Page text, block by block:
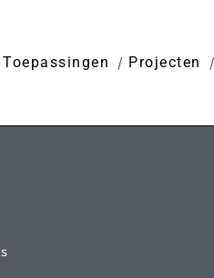
Toepassingen Projecten